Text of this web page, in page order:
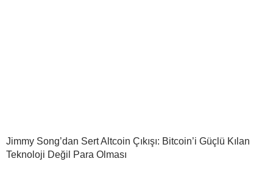
Jimmy Song’dan Sert Altcoin Çıkışı: Bitcoin’i Güçlü Kılan
Teknoloji Değil Para Olması